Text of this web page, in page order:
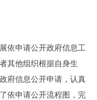
申请公开政府信息工
其他组织根据自身生
府信息公开申请，认真
依申请公开流程图，完